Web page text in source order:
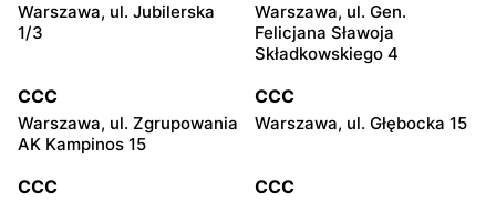
Warszawa, ul. Jubilerska
1/3
Warszawa, ul. Gen.
Felicjana Sławoja
Składkowskiego 4
CCC
Warszawa, ul. Zgrupowania
AK Kampinos 15
CCC
Warszawa, ul. Głębocka 15
CCC CCC